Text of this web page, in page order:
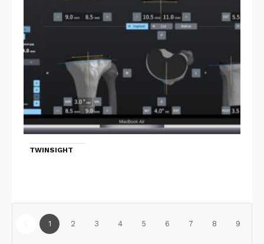
TWINSIGHT
1 2 3 4 5 6 7 8 9